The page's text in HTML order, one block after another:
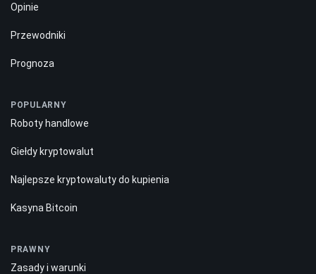
Opinie
Przewodniki
Prognoza
POPULARNY
Roboty handlowe
Giełdy kryptowalut
Najlepsze kryptowaluty do kupienia
Kasyna Bitcoin
PRAWNY
Zasady i warunki